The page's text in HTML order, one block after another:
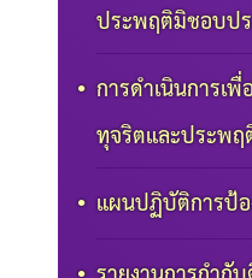
ประพฤติมิชอบป
การดำเนินการเ
ทุจริตและประพ
แผนปฏิบัติการป้